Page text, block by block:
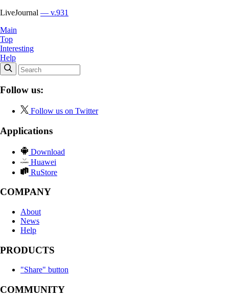
LiveJournal — v.931
Main
Top
Interesting
Help
Follow us:
Follow us on Twitter
Applications
Download
Huawei
RuStore
COMPANY
About
News
Help
PRODUCTS
"Share" button
COMMUNITY